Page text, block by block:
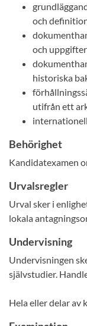
och
och
historiska
utifrån ett
Behörighet
Kandidatexamen
Urvalsregler
Urval sker i
lokala
Undervisning
Undervisningen
självstudier.
Hela eller delar av